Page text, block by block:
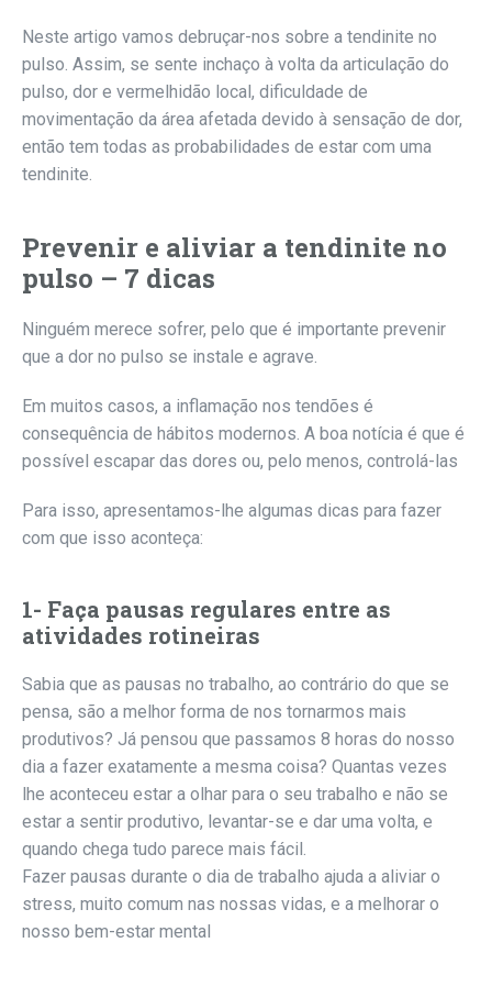
Neste artigo vamos debruçar-nos sobre a tendinite no
pulso. Assim, se sente inchaço à volta da articulação do
pulso, dor e vermelhidão local, dificuldade de
movimentação da área afetada devido à sensação de dor,
então tem todas as probabilidades de estar com uma
tendinite.
Prevenir e aliviar a tendinite no
pulso – 7 dicas
Ninguém merece sofrer, pelo que é importante prevenir
que a dor no pulso se instale e agrave.
Em muitos casos, a inflamação nos tendões é
consequência de hábitos modernos. A boa notícia é que é
possível escapar das dores ou, pelo menos, controlá-las
Para isso, apresentamos-lhe algumas dicas para fazer
com que isso aconteça:
1- Faça pausas regulares entre as
atividades rotineiras
Sabia que as pausas no trabalho, ao contrário do que se
pensa, são a melhor forma de nos tornarmos mais
produtivos? Já pensou que passamos 8 horas do nosso
dia a fazer exatamente a mesma coisa? Quantas vezes
lhe aconteceu estar a olhar para o seu trabalho e não se
estar a sentir produtivo, levantar-se e dar uma volta, e
quando chega tudo parece mais fácil.
Fazer pausas durante o dia de trabalho ajuda a aliviar o
stress, muito comum nas nossas vidas, e a melhorar o
nosso bem-estar mental